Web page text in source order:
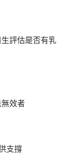
評估是否有乳
效者
支撐